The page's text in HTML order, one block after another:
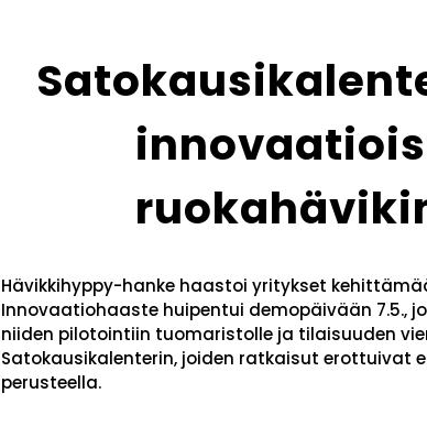
Hävikkihyppy-hanke haastoi yritykset
Innovaatiohaaste huipentui demopäivään 7.5.,
niiden pilotointiin tuomaristolle ja tilaisuuden
Satokausikalenterin, joiden ratkaisut erottuivat
perusteella.